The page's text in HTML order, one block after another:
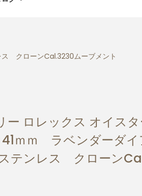
クローンCal.3230ムーブメント
ー ロレックス オイス
ｍｍ ラベンダーダイ
テンレス クローン